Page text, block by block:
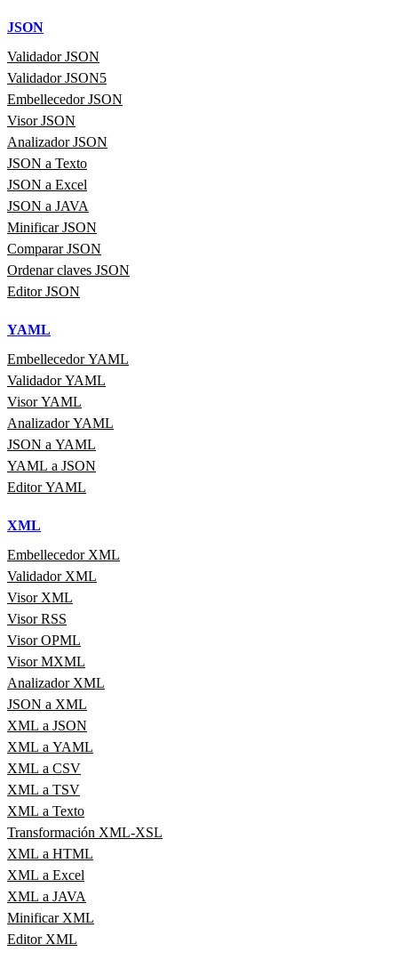
JSON
Validador JSON
Validador JSON5
Embellecedor JSON
Visor JSON
Analizador JSON
JSON a Texto
JSON a Excel
JSON a JAVA
Minificar JSON
Comparar JSON
Ordenar claves JSON
Editor JSON
YAML
Embellecedor YAML
Validador YAML
Visor YAML
Analizador YAML
JSON a YAML
YAML a JSON
Editor YAML
XML
Embellecedor XML
Validador XML
Visor XML
Visor RSS
Visor OPML
Visor MXML
Analizador XML
JSON a XML
XML a JSON
XML a YAML
XML a CSV
XML a TSV
XML a Texto
Transformación XML-XSL
XML a HTML
XML a Excel
XML a JAVA
Minificar XML
Editor XML